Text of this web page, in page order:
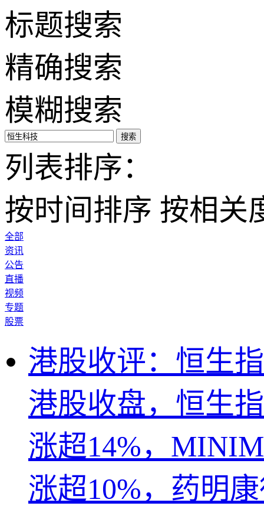
标题搜索
精确搜索
模糊搜索
搜索
列表排序：
按时间排序 按相关
全部
资讯
公告
直播
视频
专题
股票
港股收评：恒生
港股收盘，恒生
涨超14%，
涨超10%，药明